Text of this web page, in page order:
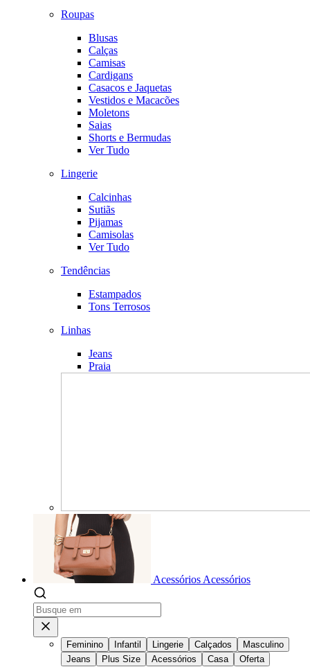
Roupas
Blusas
Calças
Camisas
Cardigans
Casacos e Jaquetas
Vestidos e Macacões
Moletons
Saias
Shorts e Bermudas
Ver Tudo
Lingerie
Calcinhas
Sutiãs
Pijamas
Camisolas
Ver Tudo
Tendências
Estampados
Tons Terrosos
Linhas
Jeans
Praia
Acessórios Acessórios
Feminino Infantil Lingerie Calçados
Masculino
Jeans
Plus Size Acessórios Casa Oferta